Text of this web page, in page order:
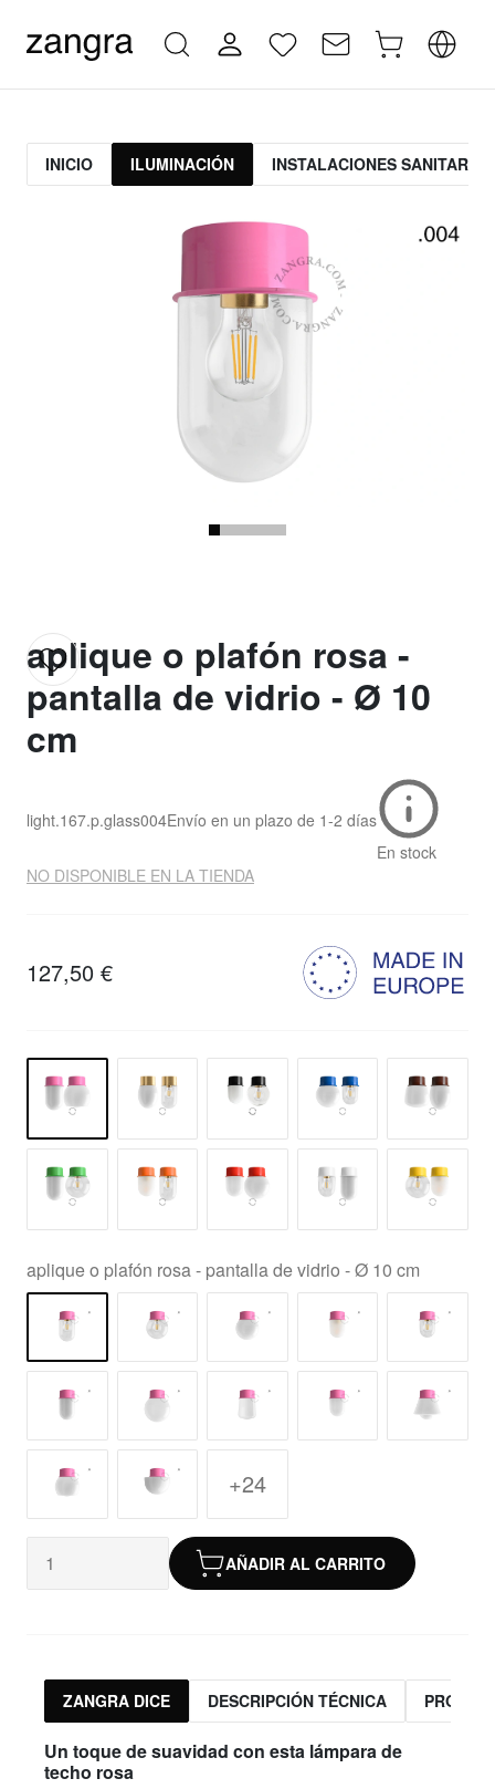
INICIO ILUMINACIÓN INSTALACIONES SANITARIAS
aplique o plafón rosa -
pantalla de vidrio - Ø 10
cm
light.167.p.glass004Envío en un plazo de 1-2 días
En stock
NO DISPONIBLE EN LA TIENDA
127,50 €
aplique o plafón rosa - pantalla de vidrio - Ø 10 cm
+24
AÑADIR AL CARRITO
ZANGRA DICE DESCRIPCIÓN TÉCNICA
Un toque de suavidad con esta lámpara de
techo rosa